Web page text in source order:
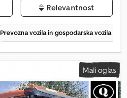
Relevantnost
Prevozna vozila in gospodarska vozila
Mali oglas